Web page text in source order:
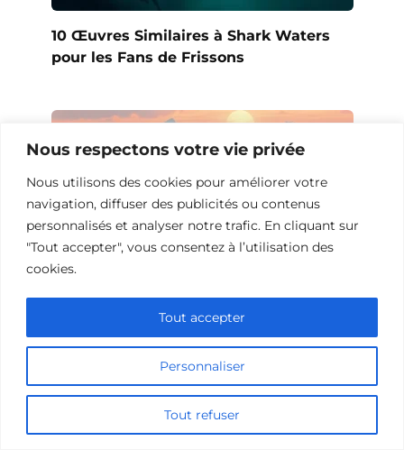
Nous respectons votre vie privée
Nous utilisons des cookies pour améliorer votre
navigation, diffuser des publicités ou contenus
personnalisés et analyser notre trafic. En cliquant sur
"Tout accepter", vous consentez à l’utilisation des
cookies.
Personnaliser
Tout refuser
Tout accepter
10 Œuvres Similaires à Shark Waters
pour les Fans de Frissons
10 Films et Séries Similaires à